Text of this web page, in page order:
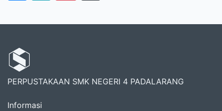
PERPUSTAKAAN SMK NEGERI 4 PADALARANG
Informasi